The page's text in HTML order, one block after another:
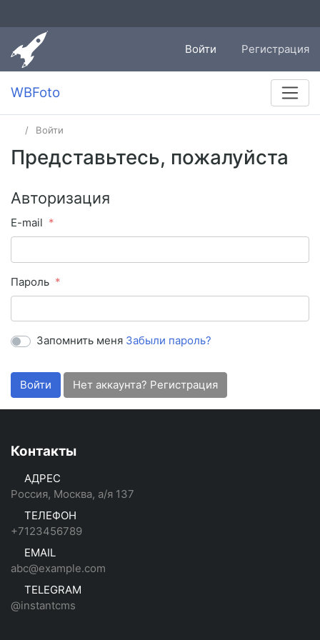
Войти Регистрация
WBFoto
Войти
Представьтесь, пожалуйста
Авторизация
E-mail
Пароль
Запомнить меня Забыли пароль?
Войти Нет аккаунта? Регистрация
Контакты
АДРЕС
Россия, Москва, а/я 137
ТЕЛЕФОН
+7123456789
EMAIL
abc@example.com
TELEGRAM
@instantcms